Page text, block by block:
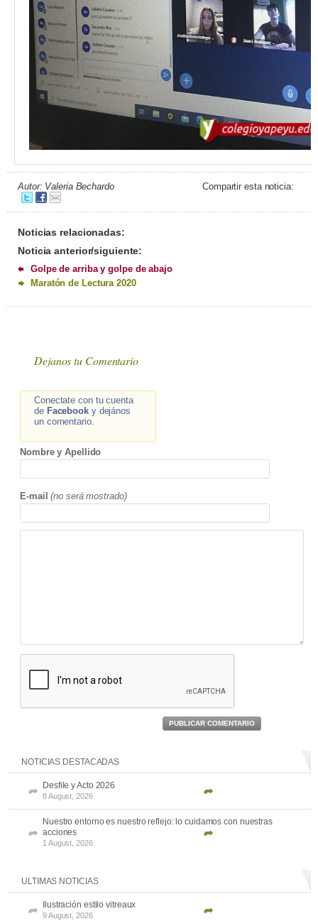
Autor: Valeria Bechardo Compartir esta noticia:
Noticias relacionadas:
Noticia anterior/siguiente:
Golpe de arriba y golpe de abajo
Maratón de Lectura 2020
Dejanos tu Comentario
Conectate con tu cuenta
de Facebooky dejános
un comentario.
Nombre y Apellido
E-mail (no será mostrado)
PUBLICAR COMENTARIO
NOTICIAS DESTACADAS
Desfile y Acto 2026
8 August, 2026
Nuestro entorno es nuestro reflejo: lo cuidamos con nuestras
acciones
1 August, 2026
ULTIMAS NOTICIAS
Ilustración estilo vitreaux
9 August, 2026